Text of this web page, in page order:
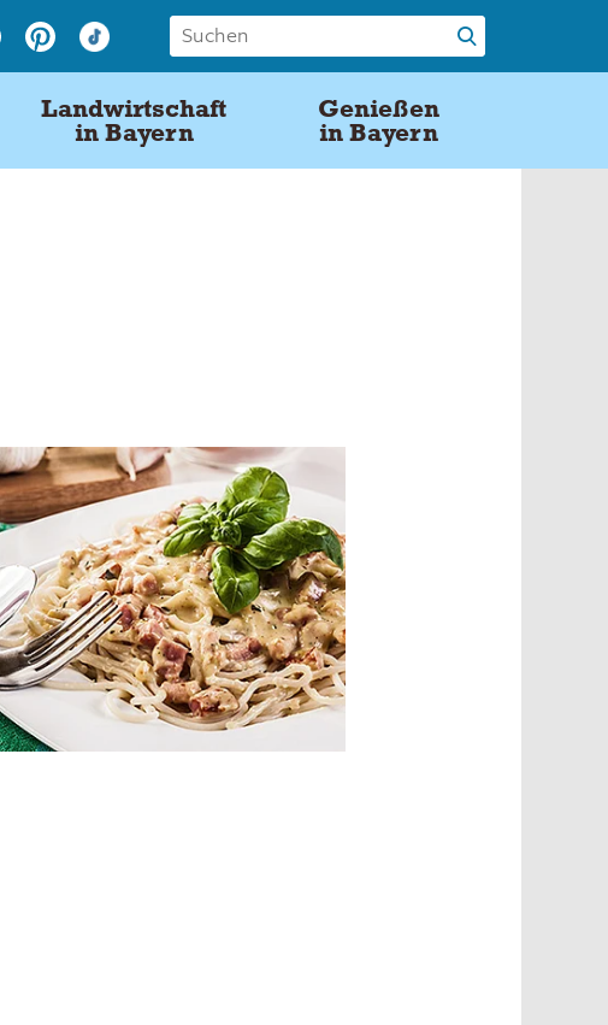
Landwirtschaft
in Bayern
Genießen
in Bayern